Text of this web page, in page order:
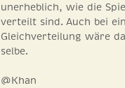
unerheblich, wie die
verteilt sind. Auch bei
Gleichverteilung wäre
selbe.
@Khan